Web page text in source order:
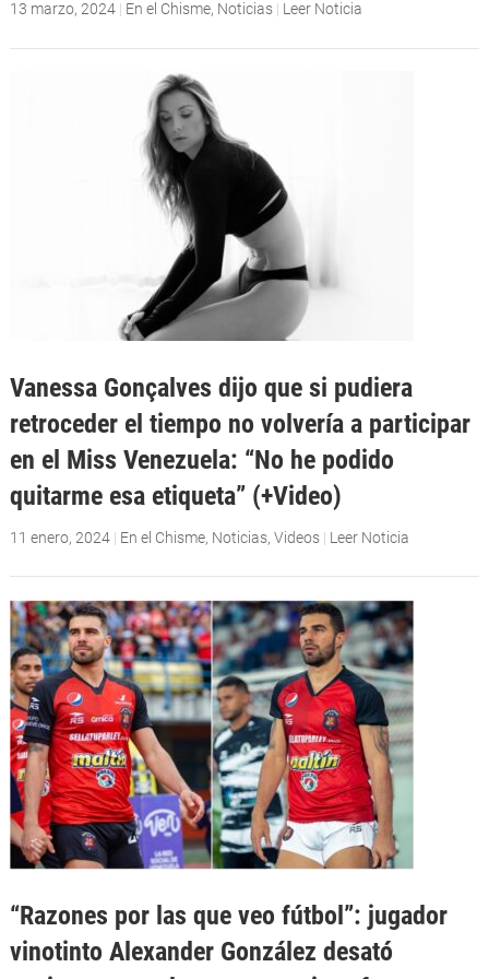
13 marzo, 2024| En el Chisme, Noticias | Leer Noticia
Vanessa Gonçalves dijo que si pudiera
retroceder el tiempo no volvería a participar
en el Miss Venezuela: “No he podido
quitarme esa etiqueta” (+Video)
11 enero, 2024| En el Chisme, Noticias, Videos | Leer Noticia
“Razones por las que veo fútbol”: jugador
vinotinto Alexander González desató